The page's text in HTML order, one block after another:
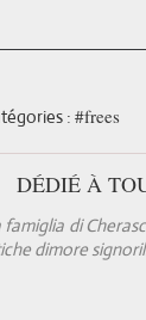
: #frees
DÉDIÉ À
di
dimore